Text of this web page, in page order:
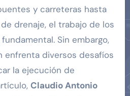
y carreteras hasta
drenaje, el trabajo de los
Sin embargo,
enfrenta diversos desafíos
la ejecución de
Claudio Antonio